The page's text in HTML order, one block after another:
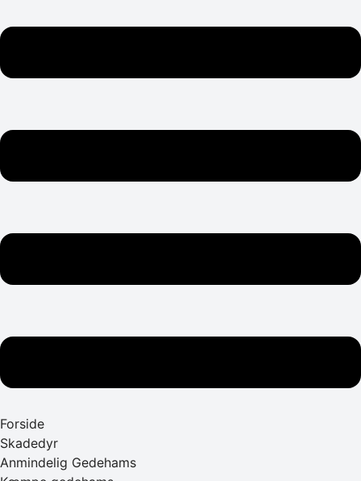
Forside
Skadedyr
Anmindelig Gedehams